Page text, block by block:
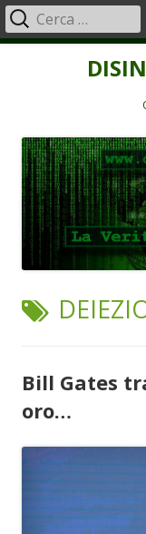
Menu
principale
TAG:
Bill Gates
oro…